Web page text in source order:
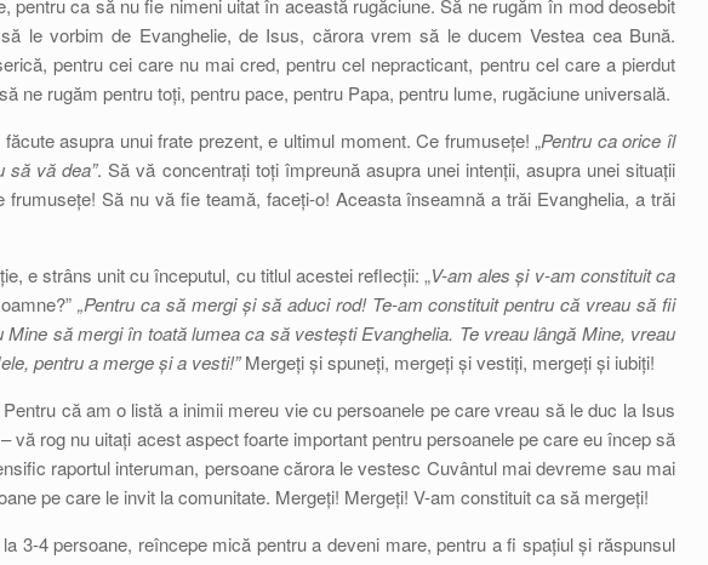
pentru ca să nu fie nimeni uitat în această rugăciune. Să ne rugăm în mod deosebit
le vorbim de Evanghelie, de Isus, cărora vrem să le ducem Vestea cea Bună.
pentru cei care nu mai cred, pentru cel nepracticant, pentru cel care a pierdut
ne rugăm pentru toți, pentru pace, pentru Papa, pentru lume, rugăciune universală.
asupra unui frate prezent, e ultimul moment. Ce frumusețe! „Pentru ca orice îl
să vă dea”. Să vă concentrați toți împreună asupra unei intenții, asupra unei situații
frumusețe! Să nu vă fie teamă, faceți-o! Aceasta înseamnă a trăi Evanghelia, a trăi
e strâns unit cu începutul, cu titlul acestei reflecții: „V-am ales și v-am constituit ca
„Pentru ca să mergi și să aduci rod! Te-am constituit pentru că vreau să fii
să mergi în toată lumea ca să vestești Evanghelia. Te vreau lângă Mine, vreau
pentru a merge și a vesti!”Mergeți și spuneți, mergeți și vestiți, mergeți și iubiți!
că am o listă a inimii mereu vie cu persoanele pe care vreau să le duc la Isus
vă rog nu uitați acest aspect foarte important pentru persoanele pe care eu încep să
raportul interuman, persoane cărora le vestesc Cuvântul mai devreme sau mai
pe care le invit la comunitate. Mergeți! Mergeți! V-am constituit ca să mergeți!
3-4 persoane, reîncepe mică pentru a deveni mare, pentru a fi spațiul și răspunsul